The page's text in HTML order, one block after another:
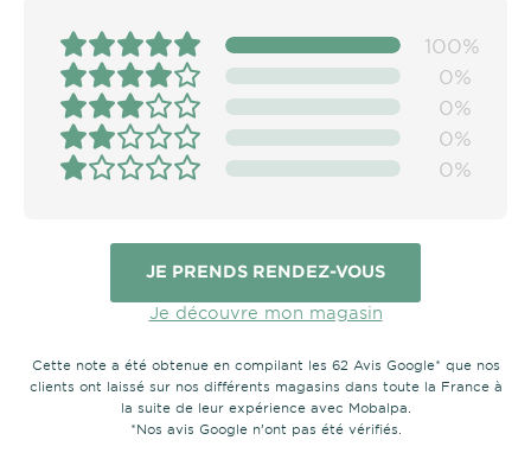
100%
0%
0%
0%
0%
JE PRENDS RENDEZ-VOUS
Je découvre mon magasin
Cette note a été obtenue en compilant les 62 Avis Google* que nos
clients ont laissé sur nos différents magasins dans toute la France à
la suite de leur expérience avec Mobalpa.
*Nos avis Google n’ont pas été vérifiés.